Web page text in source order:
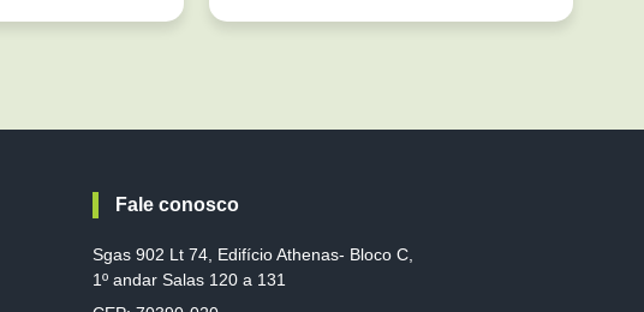
Fale conosco
Sgas 902 Lt 74, Edifício Athenas- Bloco C,
1º andar Salas 120 a 131